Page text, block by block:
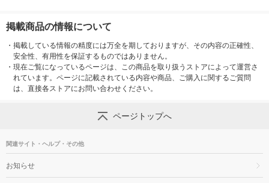
掲載商品の情報について
・ 掲載している情報の精度には万全を期しておりますが、その内容の正確性、
安全性、有用性を保証するものではありません。
・ 現在ご覧になっているページは、この商品を取り扱うストアによって運営さ
れています。ページに記載されている内容や商品、ご購入に関するご質問
は、直接各ストアにお問い合わせください。
ページトップへ
関連サイト・ヘルプ・その他
お知らせ